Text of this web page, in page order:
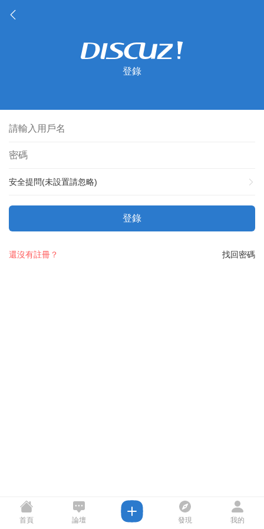
登錄
安全提問(未設置請忽略)
登錄
找回密碼
還沒有註冊？
首頁 論壇 發現 我的